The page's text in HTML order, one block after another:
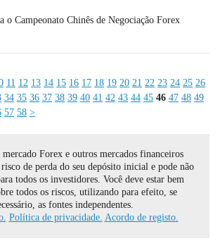
o Campeonato Chinês de Negociação Forex
11 12 13 14 15 16 17 18 19 20 21 22 23 24 25 26
34 35 36 37 38 39 40 41 42 43 44 45 46 47 48 49
57 58 >
mercado Forex e outros mercados financeiros
de perda do seu depósito inicial e pode não
todos os investidores. Você deve estar bem
todos os riscos, utilizando para efeito, se
as fontes independentes.
Política de privacidade. Acordo de registo.